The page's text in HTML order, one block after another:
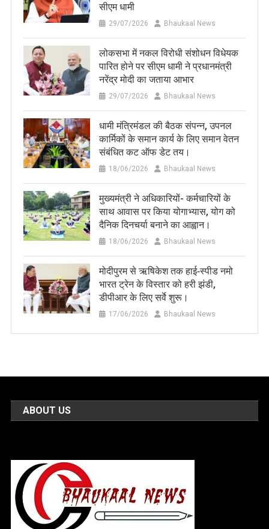
सीएम धामी
29/07/2026 Bhaukaal News
लोकसभा में नकल विरोधी संशोधन विधेयक
पारित होने पर सीएम धामी ने प्रधानमंत्री
नरेंद्र मोदी का जताया आभार
29/07/2026 Bhaukaal News
धामी मंत्रिमंडल की बैठक संपन्न, उपनल
कार्मिकों के समान कार्य के लिए समान वेतन
संबंधित कट ऑफ डेट तय।
18/06/2026 Bhaukaal News
मुख्यमंत्री ने अधिकारियों- कर्मचारियों के
साथ आवास पर किया योगाभ्यास, योग को
दैनिक दिनचर्या बनाने का आह्वान।
18/06/2026 Bhaukaal News
मोदीपुरम से ऋषिकेश तक हाई‑स्पीड नमो
भारत ट्रेन के विस्तार को हरी झंडी,
डीपीआर के लिए सर्वे शुरू।
17/06/2026 Bhaukaal News
ABOUT US